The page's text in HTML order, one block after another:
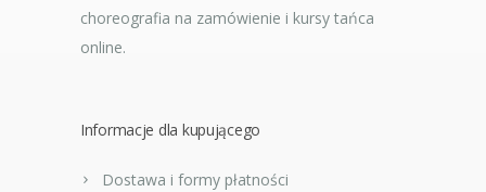
choreografia na zamówienie i kursy tańca
online.
Informacje dla kupującego
Dostawa i formy płatności